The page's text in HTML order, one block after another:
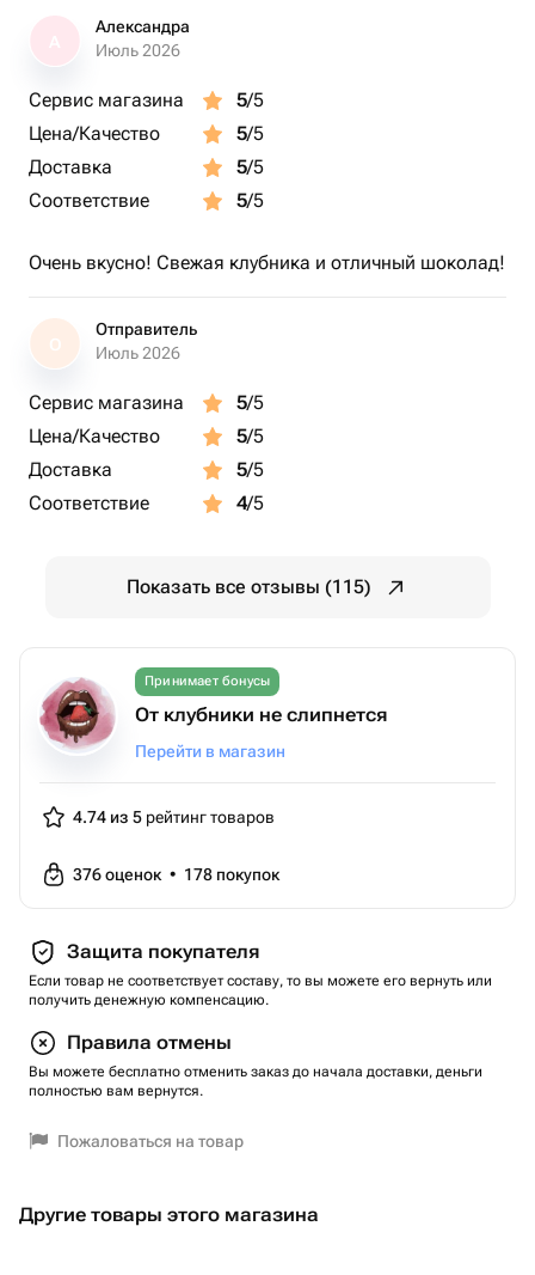
Александра
Июль 2026
Сервис магазина 5/5
Цена/Качество
5/5
Доставка
5/5
Соответствие
5/5
Очень вкусно! Свежая клубника и отличный шоколад!
О
Отправитель
Июль 2026
Сервис магазина 5/5
Цена/Качество
5/5
Доставка
5/5
Соответствие
4/5
Показать все отзывы (115)
Принимает бонусы
От клубники не слипнется
Перейти в магазин
4.74 из 5 рейтинг товаров
376оценок • 178 покупок
Защита покупателя
Если товар не соответствует составу, то вы можете его вернуть или
получить денежную компенсацию.
Правила отмены
Вы можете бесплатно отменить заказ до начала доставки, деньги
полностью вам вернутся.
Пожаловаться на товар
Другие товары этого магазина